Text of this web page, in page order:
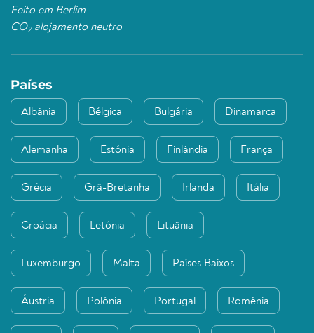
Feito em Berlim
CO2alojamento neutro
Países
Albânia Bélgica Bulgária Dinamarca
Alemanha Estónia Finlândia França
Grécia Grã-Bretanha Irlanda Itália
Croácia Letónia Lituânia
Luxemburgo Malta Países Baixos
Áustria Polónia Portugal Roménia